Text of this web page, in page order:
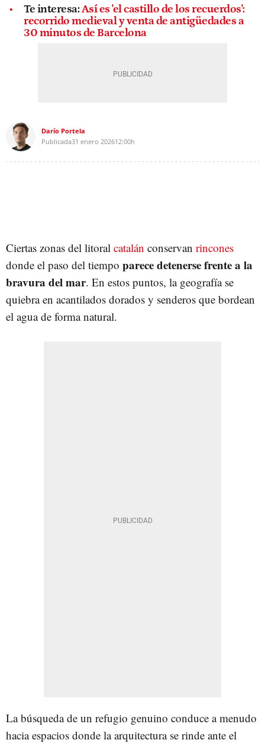
Te interesa:Así es 'el castillo de los recuerdos':
recorrido medieval y venta de antigüedades a
30 minutos de Barcelona
Darío Portela
Publicada31 enero 202612:00h
Ciertas zonas del litoral catalán conservan rincones
donde el paso del tiempo parece detenerse frente a la
bravura del mar. En estos puntos, la geografía se
quiebra en acantilados dorados y senderos que bordean
el agua de forma natural.
La búsqueda de un refugio genuino conduce a menudo
hacia espacios donde la arquitectura se rinde ante el